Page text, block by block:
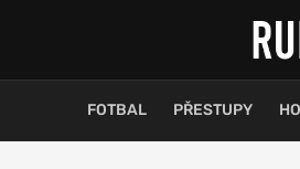
FOTBAL PŘESTUPY